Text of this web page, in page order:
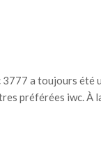
a toujours été
préférées iwc. À